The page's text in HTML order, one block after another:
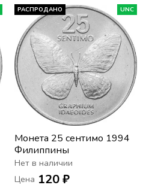
РАСПРОДАНО UNC
Монета 25 сентимо 1994
Филиппины
Нет в наличии
Цена 120 ₽